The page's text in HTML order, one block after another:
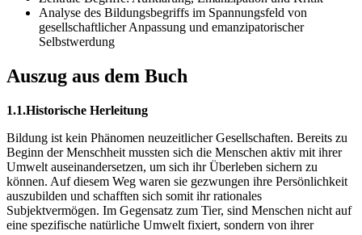
Analyse des Bildungsbegriffs im Spannungsfeld von
gesellschaftlicher Anpassung und emanzipatorischer
Selbstwerdung
Auszug aus dem Buch
1.1.Historische Herleitung
Bildung ist kein Phänomen neuzeitlicher Gesellschaften. Bereits zu
Beginn der Menschheit mussten sich die Menschen aktiv mit ihrer
Umwelt auseinandersetzen, um sich ihr Überleben sichern zu
können. Auf diesem Weg waren sie gezwungen ihre Persönlichkeit
auszubilden und schafften sich somit ihr rationales
Subjektvermögen. Im Gegensatz zum Tier, sind Menschen nicht auf
eine spezifische natürliche Umwelt fixiert, sondern von ihrer